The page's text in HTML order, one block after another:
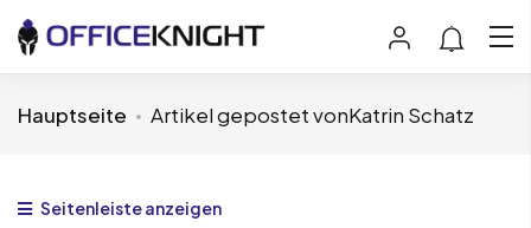
Hauptseite Artikel gepostet vonKatrin Schatz
Seitenleiste anzeigen